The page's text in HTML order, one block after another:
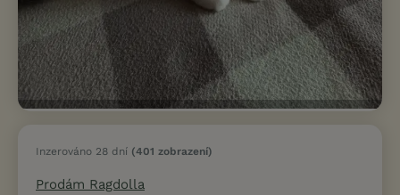
Inzerováno 28 dní (401 zobrazení)
Prodám Ragdolla